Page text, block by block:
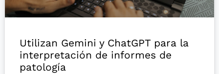
Utilizan Gemini y ChatGPT para la
interpretación de informes de
patología